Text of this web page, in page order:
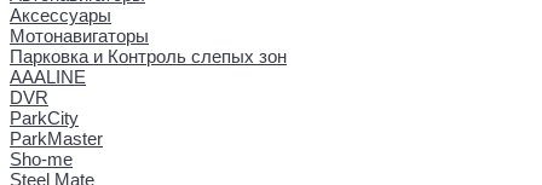
Аксессуары
Мотонавигаторы
Парковка и Контроль слепых зон
AAALINE
DVR
ParkCity
ParkMaster
Sho-me
Steel Mate